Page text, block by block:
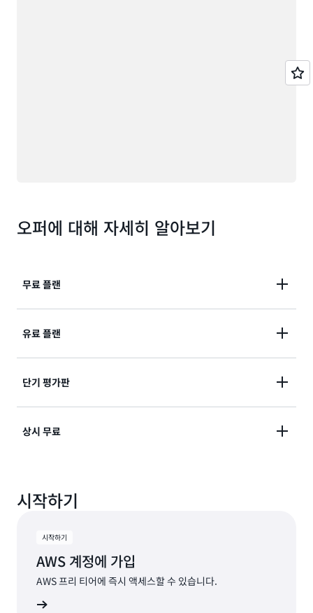
오퍼에 대해 자세히 알아보기
무료 플랜
최대 200 USD의 프리 티어 크레딧으로 AWS 여정을 시
보세요.
유료 플랜
종량제 요금으로 150여 개 AWS 서비스의 전체 포트폴
단기 평가판
제한된 무료 평가판을 통해 엄선된 AWS 서비스를 경험
상시 무료
객이 무료 사용량 한도를 초과하거나 프리 티어에 포함
되지 않은 기능을 이용할 경우, 추가 비용을 충당하는 데
크레딧이 자동으로 적용됩니다.
시작하기
시작하기
AWS 계정에 가입
AWS 프리 티어에 즉시 액세스할 수 있습니다.